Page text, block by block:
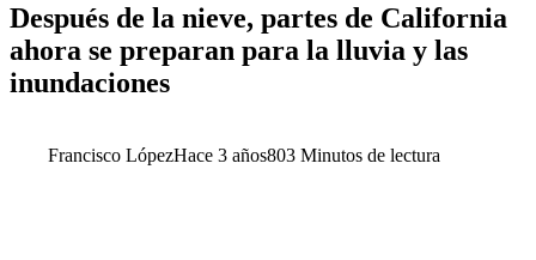
Después de la nieve, partes de California
ahora se preparan para la lluvia y las
inundaciones
Francisco LópezHace 3 años803 Minutos de lectura